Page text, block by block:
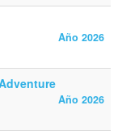
Año 2026
Año 2026